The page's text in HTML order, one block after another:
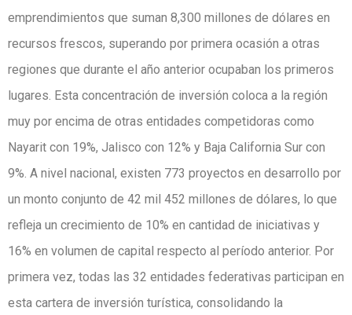
emprendimientos que suman 8,300 millones de dólares en
recursos frescos, superando por primera ocasión a otras
regiones que durante el año anterior ocupaban los primeros
lugares. Esta concentración de inversión coloca a la región
muy por encima de otras entidades competidoras como
Nayarit con 19%, Jalisco con 12% y Baja California Sur con
9%. A nivel nacional, existen 773 proyectos en desarrollo por
un monto conjunto de 42 mil 452 millones de dólares, lo que
refleja un crecimiento de 10% en cantidad de iniciativas y
16% en volumen de capital respecto al período anterior. Por
primera vez, todas las 32 entidades federativas participan en
esta cartera de inversión turística, consolidando la